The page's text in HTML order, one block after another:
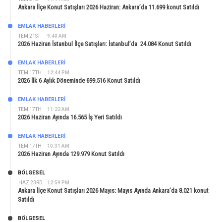
Ankara İlçe Konut Satışları 2026 Haziran: Ankara’da 11.699 konut Satıldı
TEM 21ST 9:40 AM
EMLAK HABERLERI
2026 Haziran İstanbul İlçe Satışları: İstanbul’da 24.084 Konut Satıldı
TEM 17TH 12:44 PM
EMLAK HABERLERI
2026 İlk 6 Aylık Döneminde 699.516 Konut Satıldı
TEM 17TH 11:22 AM
EMLAK HABERLERI
2026 Haziran Ayında 16.565 İş Yeri Satıldı
TEM 17TH 10:31 AM
EMLAK HABERLERI
2026 Haziran Ayında 129.979 Konut Satıldı
HAZ 23RD 12:59 PM
BÖLGESEL
Ankara İlçe Konut Satışları 2026 Mayıs: Mayıs Ayında Ankara’da 8.021 konut
Satıldı
BÖLGESEL